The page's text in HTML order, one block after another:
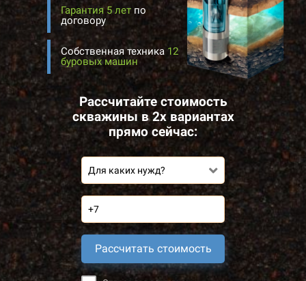
Собственная техника 12
буровых машин
Рассчитайте стоимость
скважины в 2х вариантах
прямо сейчас:
Для каких нужд?
Рассчитать стоимость
Гарантия 5 лет по
договору